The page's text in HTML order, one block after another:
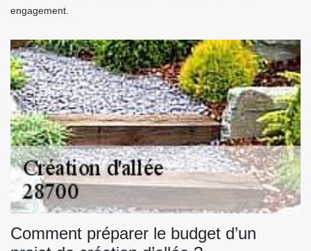
engagement.
Comment préparer le budget d’un